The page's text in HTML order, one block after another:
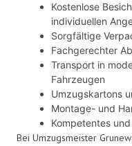
Kostenlose
individuellen
Sorgfältige
Fachgerechter
Transport in
Fahrzeugen
Umzugskartons
Montage- und
Kompetentes
Bei Umzugsmeister